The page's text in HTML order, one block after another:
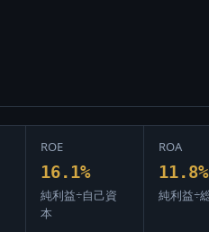
ROE
16.1%
純利益÷自己資
本
ROA
11.8%
純利益÷